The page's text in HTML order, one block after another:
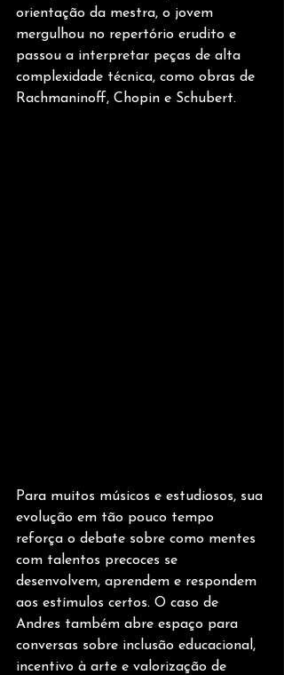
orientação da mestra, o jovem
mergulhou no repertório erudito e
passou a interpretar peças de alta
complexidade técnica, como obras de
Rachmaninoff, Chopin e Schubert.
Para muitos músicos e estudiosos, sua
evolução em tão pouco tempo
reforça o debate sobre como mentes
com talentos precoces se
desenvolvem, aprendem e respondem
aos estímulos certos. O caso de
Andres também abre espaço para
conversas sobre inclusão educacional,
incentivo à arte e valorização de